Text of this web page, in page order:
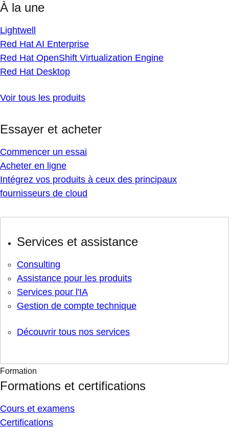
À la une
Lightwell
Red Hat AI Enterprise
Red Hat OpenShift Virtualization Engine
Red Hat Desktop
Voir tous les produits
Essayer et acheter
Commencer un essai
Acheter en ligne
Intégrez vos produits à ceux des principaux
fournisseurs de cloud
Services et assistance
Consulting
Assistance pour les produits
Services pour l'IA
Gestion de compte technique
Découvrir tous nos services
Formation
Formations et certifications
Cours et examens
Certifications